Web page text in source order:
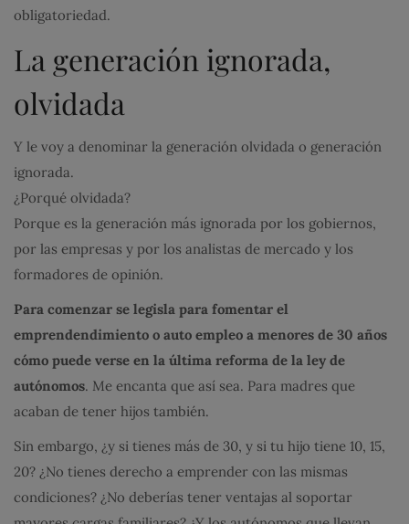
obligatoriedad.
La generación ignorada,
olvidada
Y le voy a denominar la generación olvidada o generación
ignorada.
¿Porqué olvidada?
Porque es la generación más ignorada por los gobiernos,
por las empresas y por los analistas de mercado y los
formadores de opinión.
Para comenzar se legisla para fomentar el
emprendendimiento o auto empleo a menores de 30 años
cómo puede verse en la última reforma de la ley de
autónomos. Me encanta que así sea. Para madres que
acaban de tener hijos también.
Sin embargo, ¿y si tienes más de 30, y si tu hijo tiene 10, 15,
20? ¿No tienes derecho a emprender con las mismas
condiciones? ¿No deberías tener ventajas al soportar